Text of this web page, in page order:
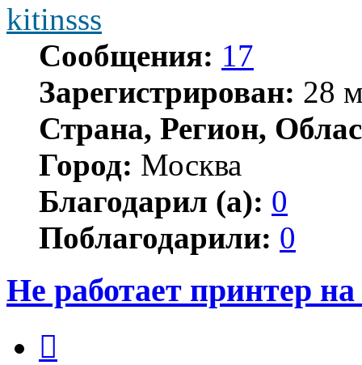
kitinsss
Сообщения: 17
Зарегистрирован: 28
Страна, Регион,
Город: Москва
Благодарил (а): 0
Поблагодарили: 0
Не работает принтер